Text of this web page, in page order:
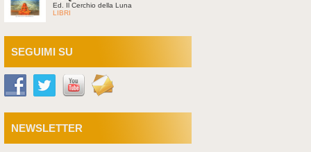
Ed. Il Cerchio della Luna
LIBRI
SEGUIMI SU
NEWSLETTER